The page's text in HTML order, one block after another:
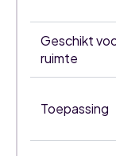
Geschikt
ruimte
Toepassing